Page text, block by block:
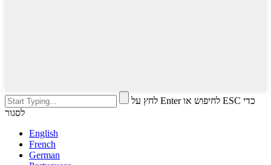
לחץ על Enter לחיפוש או ESC כדי
לסגור
English
French
German